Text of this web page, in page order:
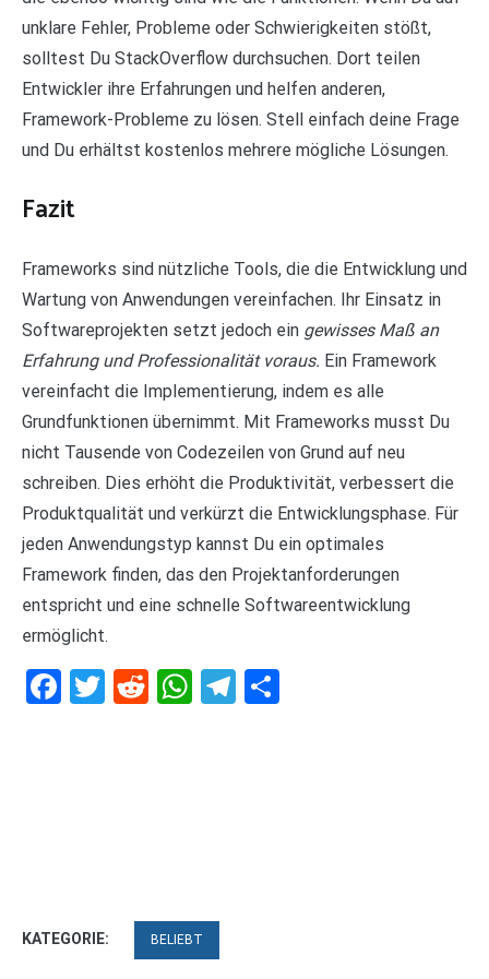
unklare Fehler, Probleme oder Schwierigkeiten stößt,
solltest Du StackOverflow durchsuchen. Dort teilen
Entwickler ihre Erfahrungen und helfen anderen,
Framework-Probleme zu lösen. Stell einfach deine Frage
und Du erhältst kostenlos mehrere mögliche Lösungen.
Fazit
Frameworks sind nützliche Tools, die die Entwicklung und
Wartung von Anwendungen vereinfachen. Ihr Einsatz in
Softwareprojekten setzt jedoch ein gewisses Maß an
Erfahrung und Professionalität voraus. Ein Framework
vereinfacht die Implementierung, indem es alle
Grundfunktionen übernimmt. Mit Frameworks musst Du
nicht Tausende von Codezeilen von Grund auf neu
schreiben. Dies erhöht die Produktivität, verbessert die
Produktqualität und verkürzt die Entwicklungsphase. Für
jeden Anwendungstyp kannst Du ein optimales
Framework finden, das den Projektanforderungen
entspricht und eine schnelle Softwareentwicklung
ermöglicht.
Facebook
Twitter
RedditWhatsApp
Telegram
KATEGORIE: BELIEBT